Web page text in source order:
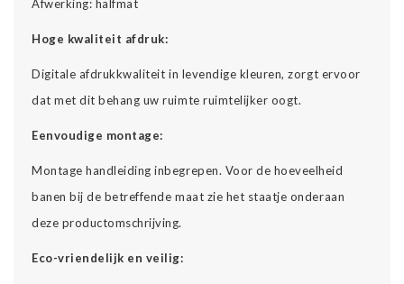
Afwerking: halfmat
Hoge kwaliteit afdruk:
Digitale afdrukkwaliteit in levendige kleuren, zorgt ervoor
dat met dit behang uw ruimte ruimtelijker oogt.
Eenvoudige montage:
Montage handleiding inbegrepen. Voor de hoeveelheid
banen bij de betreffende maat zie het staatje onderaan
deze productomschrijving.
Eco-vriendelijk en veilig: